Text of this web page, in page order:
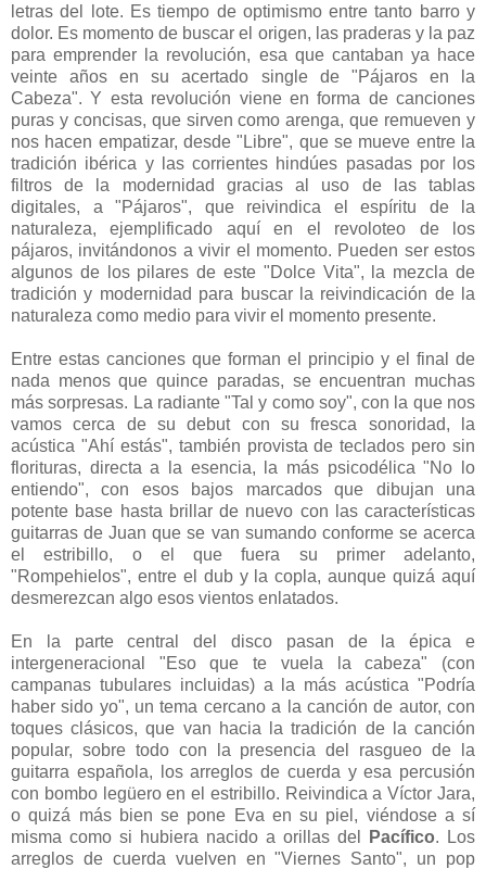
letras del lote. Es tiempo de optimismo entre tanto barro y
dolor. Es momento de buscar el origen, las praderas y la paz
para emprender la revolución, esa que cantaban ya hace
veinte años en su acertado single de "Pájaros en la
Cabeza". Y esta revolución viene en forma de canciones
puras y concisas, que sirven como arenga, que remueven y
nos hacen empatizar, desde "Libre", que se mueve entre la
tradición ibérica y las corrientes hindúes pasadas por los
filtros de la modernidad gracias al uso de las tablas
digitales, a "Pájaros", que reivindica el espíritu de la
naturaleza, ejemplificado aquí en el revoloteo de los
pájaros, invitándonos a vivir el momento. Pueden ser estos
algunos de los pilares de este "Dolce Vita", la mezcla de
tradición y modernidad para buscar la reivindicación de la
naturaleza como medio para vivir el momento presente.
Entre estas canciones que forman el principio y el final de
nada menos que quince paradas, se encuentran muchas
más sorpresas. La radiante "Tal y como soy", con la que nos
vamos cerca de su debut con su fresca sonoridad, la
acústica "Ahí estás", también provista de teclados pero sin
florituras, directa a la esencia, la más psicodélica "No lo
entiendo", con esos bajos marcados que dibujan una
potente base hasta brillar de nuevo con las características
guitarras de Juan que se van sumando conforme se acerca
el estribillo, o el que fuera su primer adelanto,
"Rompehielos", entre el dub y la copla, aunque quizá aquí
desmerezcan algo esos vientos enlatados.
En la parte central del disco pasan de la épica e
intergeneracional "Eso que te vuela la cabeza" (con
campanas tubulares incluidas) a la más acústica "Podría
haber sido yo", un tema cercano a la canción de autor, con
toques clásicos, que van hacia la tradición de la canción
popular, sobre todo con la presencia del rasgueo de la
guitarra española, los arreglos de cuerda y esa percusión
con bombo legüero en el estribillo. Reivindica a Víctor Jara,
o quizá más bien se pone Eva en su piel, viéndose a sí
misma como si hubiera nacido a orillas del
Pacífico. Los
arreglos de cuerda vuelven en "Viernes Santo", un pop